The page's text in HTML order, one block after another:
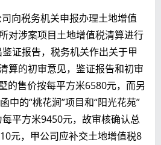
向税务机关申报办理土地增值
对涉案项目土地增值税清算进行
证报告，税务机关作出关于甲
算的初审意见，鉴证报告和初审
的售价按每平方米6580元，而另
中的“桃花涧”项目和“阳光花苑”
平方米9450元，故审核确认总
元，甲公司应补交土地增值税8